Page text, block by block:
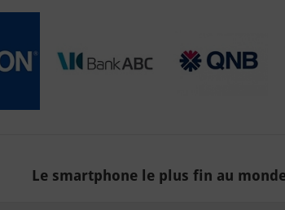
Le smartphone le plus fin au